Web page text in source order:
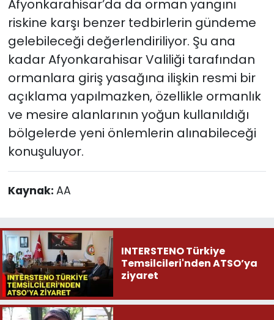
Afyonkarahisar’da da orman yangını
riskine karşı benzer tedbirlerin gündeme
gelebileceği değerlendiriliyor. Şu ana
kadar Afyonkarahisar Valiliği tarafından
ormanlara giriş yasağına ilişkin resmi bir
açıklama yapılmazken, özellikle ormanlık
ve mesire alanlarının yoğun kullanıldığı
bölgelerde yeni önlemlerin alınabileceği
konuşuluyor.
Kaynak: AA
INTERSTENO Türkiye
Temsilcileri'nden ATSO’ya
ziyaret